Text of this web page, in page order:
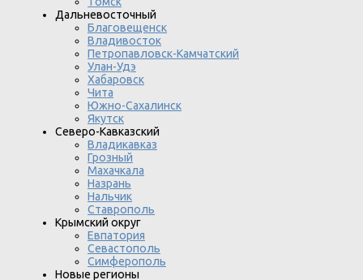
Дальневосточный
Благовещенск
Владивосток
Петропавловск-Камчатский
Улан-Удэ
Хабаровск
Чита
Южно-Сахалинск
Якутск
Северо-Кавказский
Владикавказ
Грозный
Махачкала
Назрань
Нальчик
Ставрополь
Крымский округ
Евпатория
Севастополь
Симферополь
Новые регионы